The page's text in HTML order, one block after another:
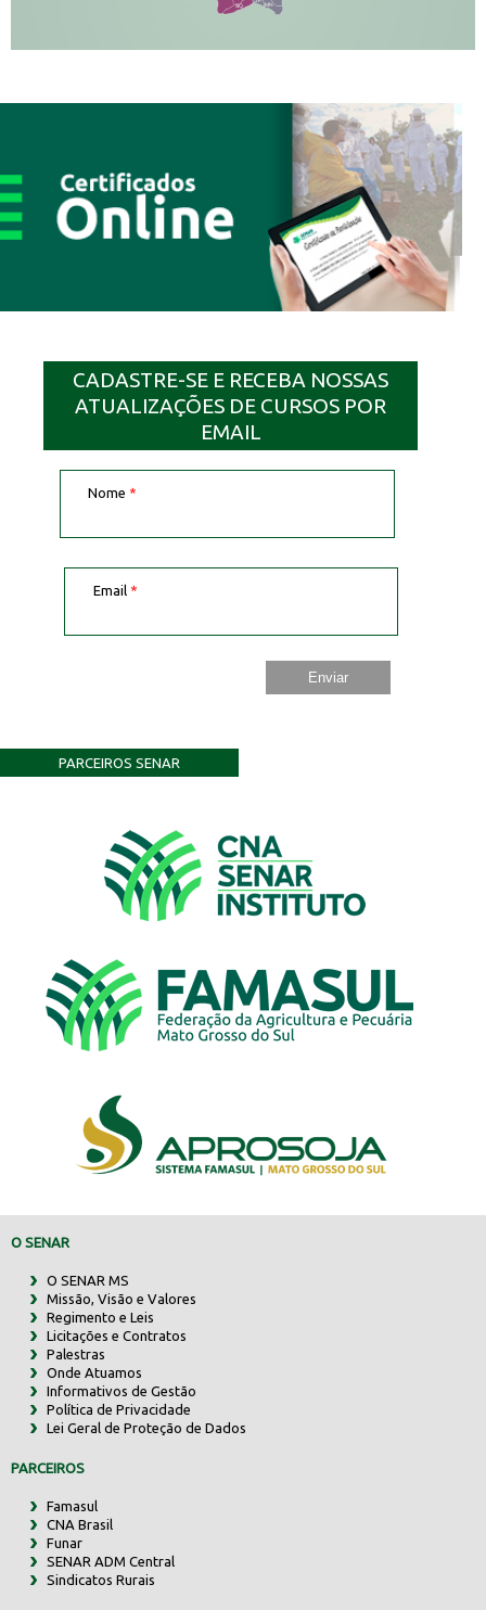
SQ MN
CADASTRE-SE E RECEBA NOSSAS
ATUALIZAÇÕES DE CURSOS POR
EMAIL
Nome *
Email *
PARCEIROS SENAR
O SENAR
O SENAR MS
Missão, Visão e Valores
Regimento e Leis
Licitações e Contratos
Palestras
Onde Atuamos
Informativos de Gestão
Política de Privacidade
Lei Geral de Proteção de Dados
PARCEIROS
Famasul
CNA Brasil
Funar
SENAR ADM Central
Sindicatos Rurais